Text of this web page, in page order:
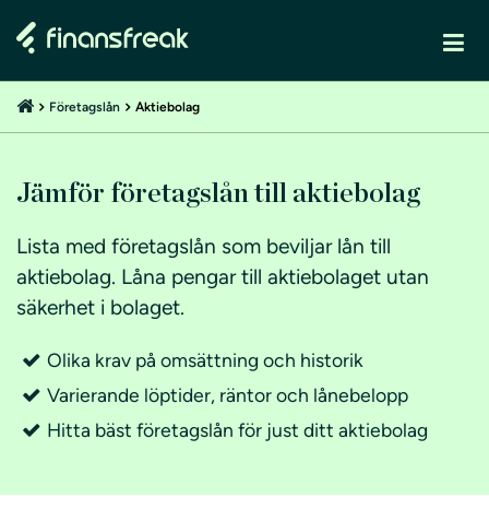
Företagslån Aktiebolag
Jämför företagslån till aktiebolag
Lista med företagslån som beviljar lån till
aktiebolag. Låna pengar till aktiebolaget utan
säkerhet i bolaget.
Olika krav på omsättning och historik
Varierande löptider, räntor och lånebelopp
Hitta bäst företagslån för just ditt aktiebolag